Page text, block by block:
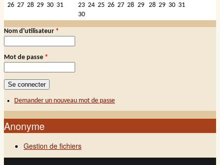
26 27 28 29 30 31
23 24 25 26 27 28 29
30
28 29 30 31
Connexion membre
Nom d'utilisateur *
Mot de passe *
Demander un nouveau mot de passe
Anonyme
Gestion de fichiers